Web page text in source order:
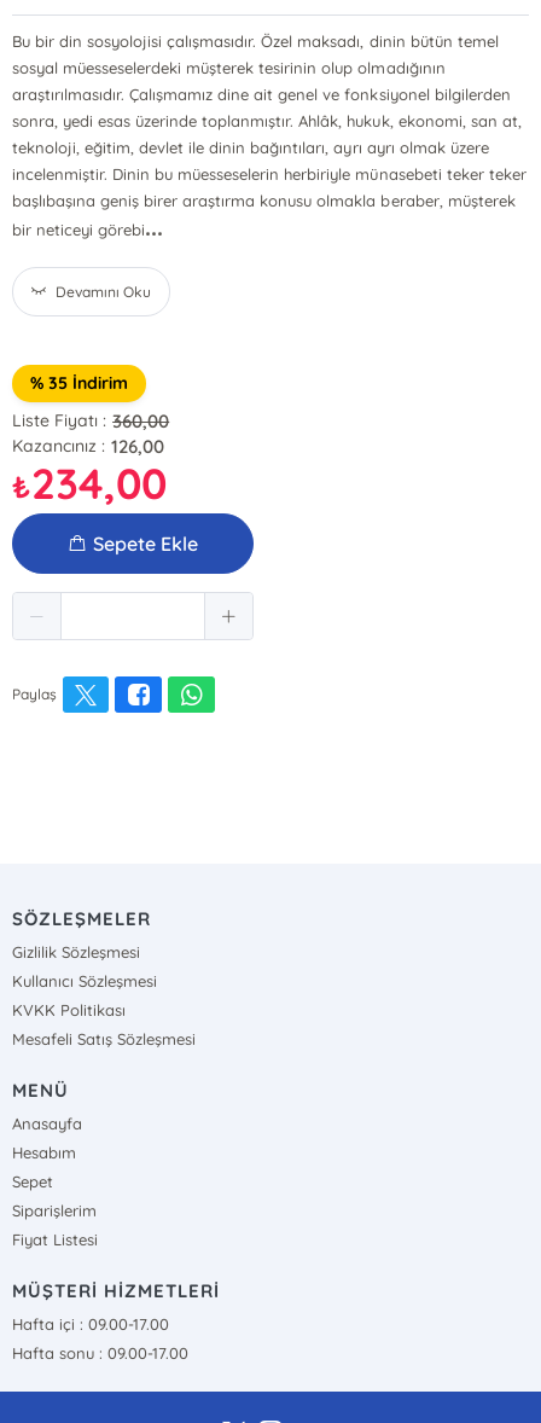
Bu bir din sosyolojisi çalışmasıdır. Özel maksadı, dinin bütün temel
sosyal müesseselerdeki müşterek tesirinin olup olmadığının
araştırılmasıdır. Çalışmamız dine ait genel ve fonksiyonel bilgilerden
sonra, yedi esas üzerinde toplanmıştır. Ahlâk, hukuk, ekonomi, san at,
teknoloji, eğitim, devlet ile dinin bağıntıları, ayrı ayrı olmak üzere
incelenmiştir. Dinin bu müesseselerin herbiriyle münasebeti teker teker
başlıbaşına geniş birer araştırma konusu olmakla beraber, müşterek
bir neticeyi görebi...
Devamını Oku
% 35 İndirim
Liste Fiyatı : 360,00
Kazancınız : 126,00
₺234,00
Sepete Ekle
Paylaş
SÖZLEŞMELER
Gizlilik Sözleşmesi
Kullanıcı Sözleşmesi
KVKK Politikası
Mesafeli Satış Sözleşmesi
MENÜ
Anasayfa
Hesabım
Sepet
Siparişlerim
Fiyat Listesi
MÜŞTERİ HİZMETLERİ
Hafta içi : 09.00-17.00
Hafta sonu : 09.00-17.00